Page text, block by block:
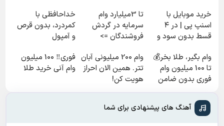
خرید موبایل با
اسنپ پی | در ۴
قسط بدون سود و
تا 3میلیارد وام
سرمایه در گردش
فروشندگان =>
کن
خداحافظی با
کمردرد، بدون قرص
و آمپول
وام بگیر، طلا بخر💰
تا 100 میلیون وام
فوری بدون ضامن
وام 200 میلیونی آبان
تتر. همین الان احراز
هویت کن!
فوری‼️ 100 میلیون
وام آنی خرید طلا
آهنگ های پیشنهادی برای شما